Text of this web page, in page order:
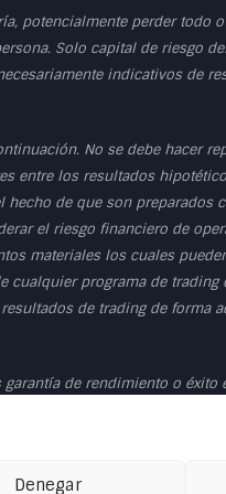
Denegar
potencialmente perder todo
Solo capital de riesgo
indicativos de
No se debe hacer
entre los resultados
de que son preparados
el riesgo financiero de
materiales los cuales
cualquier programa de trading
de trading de forma
de rendimiento o éxito
operaciones presentadas
real.